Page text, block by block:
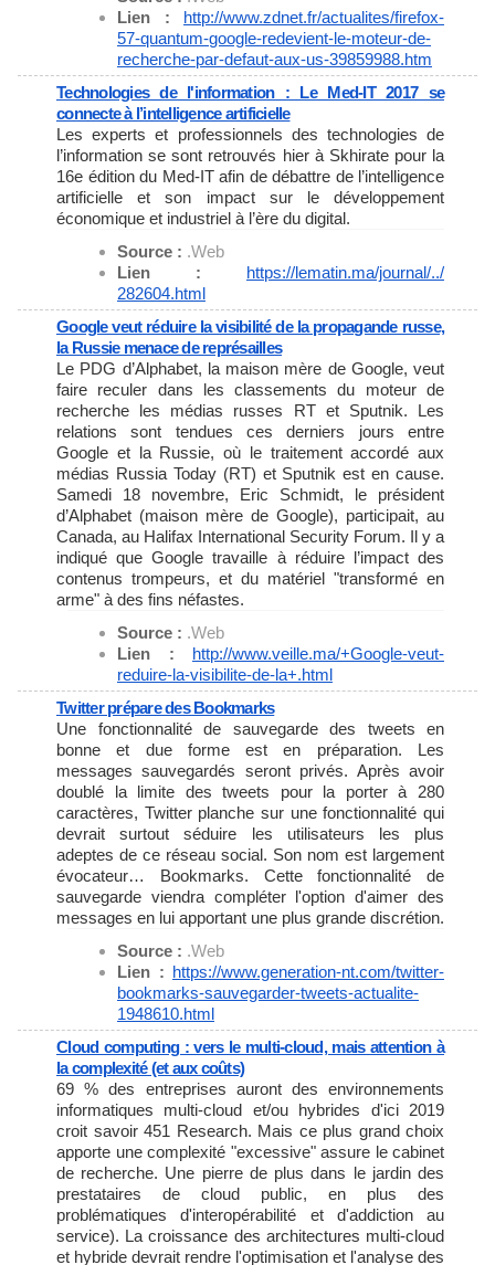
Lien : http://www.zdnet.fr/actualites/firefox-
57-quantum-google-redevient-le-moteur-de-
recherche-par-defaut-aux-us-39859988.htm
Technologies de l'information : Le Med-IT 2017 se
connecte à l’intelligence artificielle
Les experts et professionnels des technologies de
l’information se sont retrouvés hier à Skhirate pour la
16e édition du Med-IT afin de débattre de l’intelligence
artificielle et son impact sur le développement
économique et industriel à l’ère du digital.
Source : .Web
Lien : https://lematin.ma/journal/../
282604.html
Google veut réduire la visibilité de la propagande russe,
la Russie menace de représailles
Le PDG d’Alphabet, la maison mère de Google, veut
faire reculer dans les classements du moteur de
recherche les médias russes RT et Sputnik. Les
relations sont tendues ces derniers jours entre
Google et la Russie, où le traitement accordé aux
médias Russia Today (RT) et Sputnik est en cause.
Samedi 18 novembre, Eric Schmidt, le président
d’Alphabet (maison mère de Google), participait, au
Canada, au Halifax International Security Forum. Il y a
indiqué que Google travaille à réduire l’impact des
contenus trompeurs, et du matériel "transformé en
arme" à des fins néfastes.
Source : .Web
Lien : http://www.veille.ma/+Google-veut-
reduire-la-visibilite-de-la+.html
Twitter prépare des Bookmarks
Une fonctionnalité de sauvegarde des tweets en
bonne et due forme est en préparation. Les
messages sauvegardés seront privés. Après avoir
doublé la limite des tweets pour la porter à 280
caractères, Twitter planche sur une fonctionnalité qui
devrait surtout séduire les utilisateurs les plus
adeptes de ce réseau social. Son nom est largement
évocateur… Bookmarks. Cette fonctionnalité de
sauvegarde viendra compléter l'option d'aimer des
messages en lui apportant une plus grande discrétion.
Source : .Web
Lien : https://www.generation-nt.com/twitter-
bookmarks-sauvegarder-tweets-actualite-
1948610.html
Cloud computing : vers le multi-cloud, mais attention à
la complexité (et aux coûts)
69 % des entreprises auront des environnements
informatiques multi-cloud et/ou hybrides d'ici 2019
croit savoir 451 Research. Mais ce plus grand choix
apporte une complexité "excessive" assure le cabinet
de recherche. Une pierre de plus dans le jardin des
prestataires de cloud public, en plus des
problématiques d'interopérabilité et d'addiction au
service). La croissance des architectures multi-cloud
et hybride devrait rendre l'optimisation et l'analyse des